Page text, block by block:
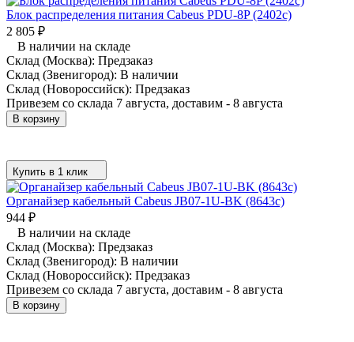
Блок распределения питания Cabeus PDU-8P (2402c)
2 805 ₽
В наличии на складе
Склад (Москва): Предзаказ
Склад (Звенигород): В наличии
Склад (Новороссийск): Предзаказ
Привезем со склада 7 августа, доставим - 8 августа
В корзину
Купить в 1 клик
Органайзер кабельный Cabeus JB07-1U-BK (8643c)
944 ₽
В наличии на складе
Склад (Москва): Предзаказ
Склад (Звенигород): В наличии
Склад (Новороссийск): Предзаказ
Привезем со склада 7 августа, доставим - 8 августа
В корзину